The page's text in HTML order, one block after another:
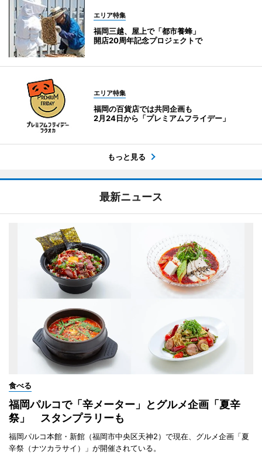
エリア特集
福岡三越、屋上で「都市養蜂」
開店20周年記念プロジェクトで
エリア特集
福岡の百貨店では共同企画も
2月24日から「プレミアムフライデー」
もっと見る
最新ニュース
食べる
福岡パルコで「辛メーター」とグルメ企画「夏辛
祭」 スタンプラリーも
福岡パルコ本館・新館（福岡市中央区天神2）で現在、グルメ企画「夏
辛祭（ナツカラサイ）」が開催されている。